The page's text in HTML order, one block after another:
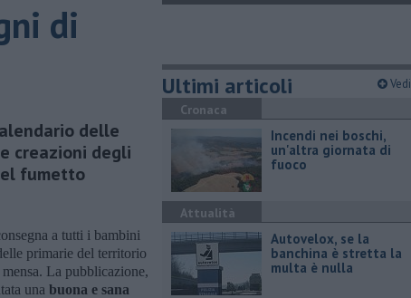
di
delle
creazioni degli
fumetto
a tutti i bambini
primarie del territorio
La pubblicazione,
una buona e sana
Ultimi articoli
Cronaca
Incendi nei boschi,
un'altra giornata di
fuoco
Attualità
Autovelox, se la
banchina è stretta la
multa è nulla